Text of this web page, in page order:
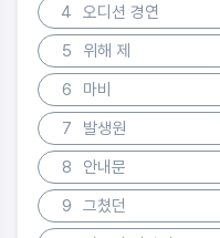
4
오디션 경연
5
위해 제
6
마비
7
발생원
8
안내문
9
그쳤던